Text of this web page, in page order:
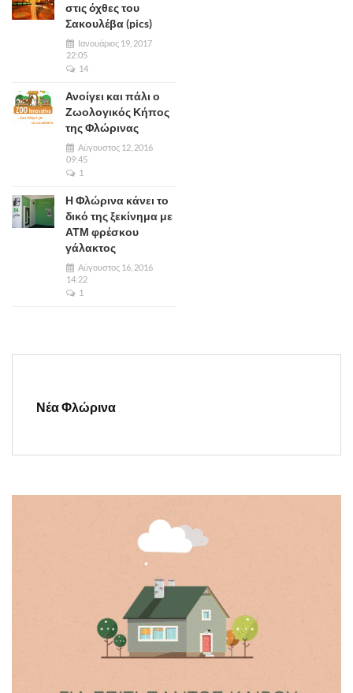
στις όχθες του
Σακουλέβα (pics)
Ιανουάριος 19, 2017
22:05
14
Ανοίγει και πάλι ο
Ζωολογικός Κήπος
της Φλώρινας
Αύγουστος 12, 2016
09:45
1
Η Φλώρινα κάνει το
δικό της ξεκίνημα με
ΑΤΜ φρέσκου
γάλακτος
Αύγουστος 16, 2016
14:22
1
Νέα Φλώρινα